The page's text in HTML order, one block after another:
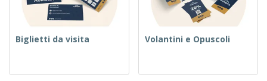
Biglietti da visita Volantini e Opuscoli